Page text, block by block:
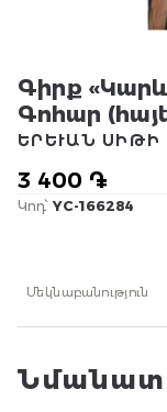
Գիրք
Գոհար
3 400 ֏
ԵՐԵՒԱՆ ՍԻԹԻ
Կոդ՝ YC-166284
Մեկնաբանություն